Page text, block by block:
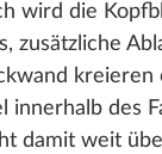
wird die
zusätzliche
kreieren
innerhalb des
damit weit